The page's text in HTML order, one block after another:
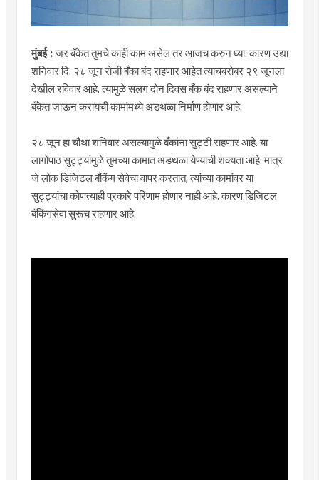
मुंबई :जर बँकेत तुमचे काही काम असेल तर आजच करुन घ्या. कारण उद्या
शनिवार दि. २८ जून रोजी बँका बंद राहणार आहेत त्याचबरोबर २९ जूनला
देखील रविवार आहे. त्यामुळे सलग दोन दिवस बँक बंद राहणार असल्याने
बँकेत जाऊन करायची कामांमध्ये अडथळा निर्माण होणार आहे.
२८ जून हा चौथा शनिवार असल्यामुळे बँकांना सुट्टी राहणार आहे. या
लागोपाठ सुट्ट्यांमुळे तुमच्या कामात अडथळा येण्याची शक्यता आहे. मात्र
जे लोक डिजिटल बँकिंग सेवेचा वापर करतात, त्यांच्या कामांवर या
सुट्ट्यांचा कोणत्याही प्रकारे परिणाम होणार नाही आहे. कारण डिजिटल
बॅकिंगसेवा सुरूच राहणार आहे.